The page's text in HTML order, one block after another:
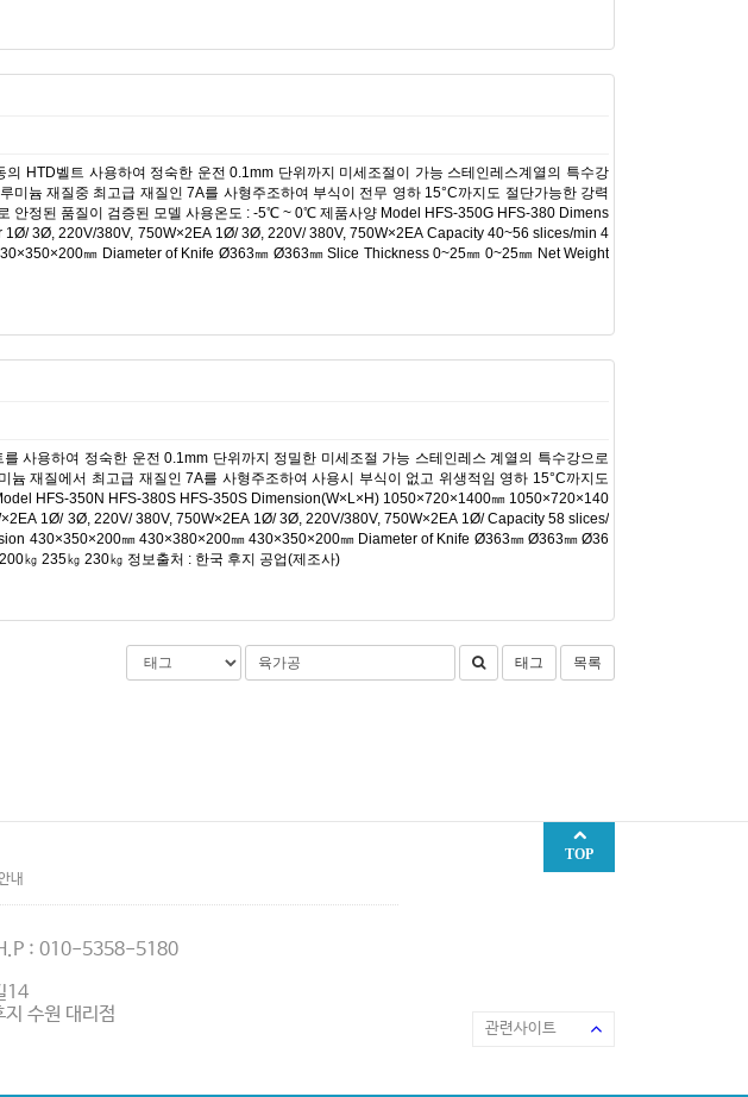
HTD벨트 사용하여 정숙한 운전 0.1mm 단위까지 미세조절이 가능 스테인레스계열의 특수강
미늄 재질중 최고급 재질인 7A를 사형주조하여 부식이 전무 영하 15°C까지도 절단가능한 강력
안정된 품질이 검증된 모델 사용온도 : -5℃ ~ 0℃ 제품사양 Model HFS-350G HFS-380 Dimens
3Ø, 220V/380V, 750W×2EA 1Ø/ 3Ø, 220V/ 380V, 750W×2EA Capacity 40~56 slices/min 4
㎜ Diameter of Knife Ø363㎜ Ø363㎜ Slice Thickness 0~25㎜ 0~25㎜ Net Weight
사용하여 정숙한 운전 0.1mm 단위까지 정밀한 미세조절 가능 스테인레스 계열의 특수강으로
늄 재질에서 최고급 재질인 7A를 사형주조하여 사용시 부식이 없고 위생적임 영하 15°C까지도
HFS-350N HFS-380S HFS-350S Dimension(W×L×H) 1050×720×1400㎜ 1050×720×140
1Ø/ 3Ø, 220V/ 380V, 750W×2EA 1Ø/ 3Ø, 220V/380V, 750W×2EA 1Ø/ Capacity 58 slices/
430×350×200㎜ 430×380×200㎜ 430×350×200㎜ Diameter of Knife Ø363㎜ Ø363㎜ Ø36
㎏ 235㎏ 230㎏ 정보출처 : 한국 후지 공업(제조사)
태그 목록
내
: 010-5358-5180
14
수원 대리점
관련사이트
TOP